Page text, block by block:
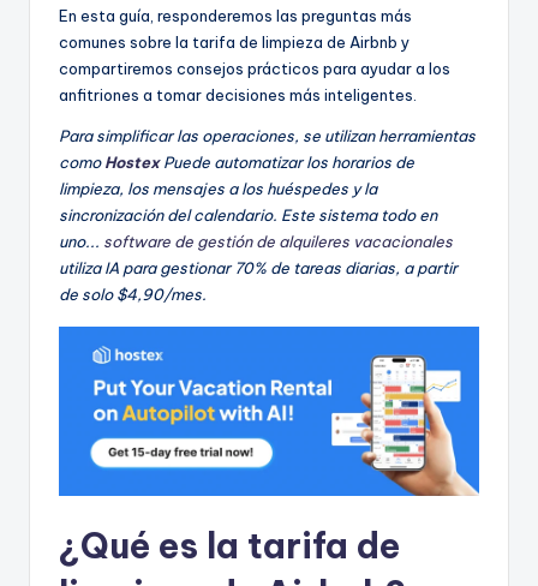
En esta guía, responderemos las preguntas más
comunes sobre la tarifa de limpieza de Airbnb y
compartiremos consejos prácticos para ayudar a los
anfitriones a tomar decisiones más inteligentes.
Para simplificar las operaciones, se utilizan herramientas
comoHostexPuede automatizar los horarios de
limpieza, los mensajes a los huéspedes y la
sincronización del calendario. Este sistema todo en
uno... software de gestión de alquileres vacacionales
utiliza IA para gestionar 70% de tareas diarias, a partir
de solo $4,90/mes.
¿Qué es la tarifa de